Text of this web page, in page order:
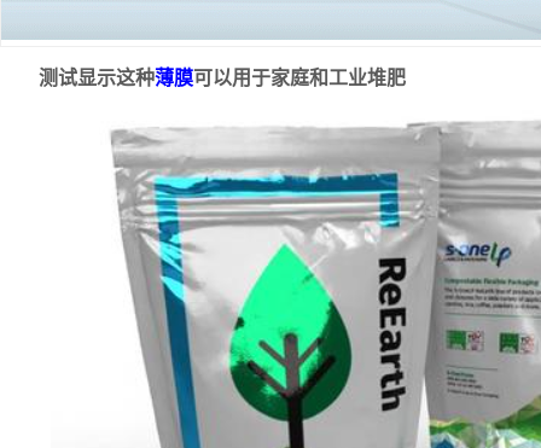
测试显示这种薄膜可以用于家庭和工业堆肥